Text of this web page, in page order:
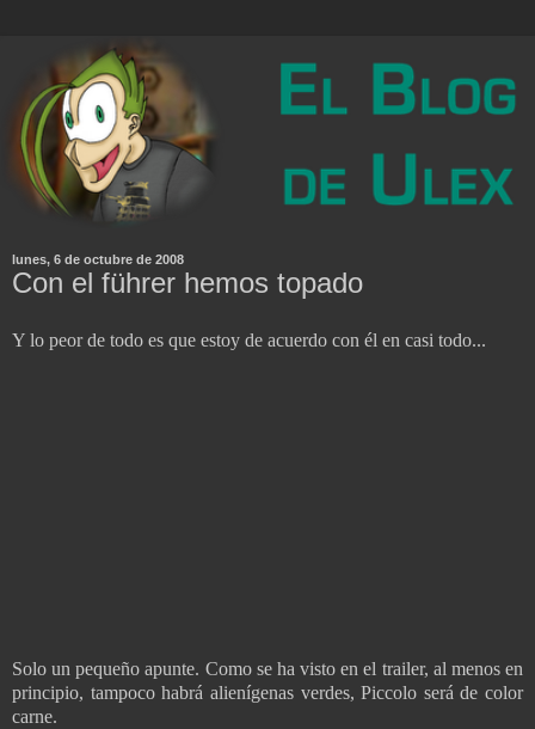
lunes, 6 de octubre de 2008
Con el führer hemos topado
Y lo peor de todo es que estoy de acuerdo con él en casi todo...
Solo un pequeño apunte. Como se ha visto en el trailer, al menos en
principio, tampoco habrá alienígenas verdes, Piccolo será de color
carne.